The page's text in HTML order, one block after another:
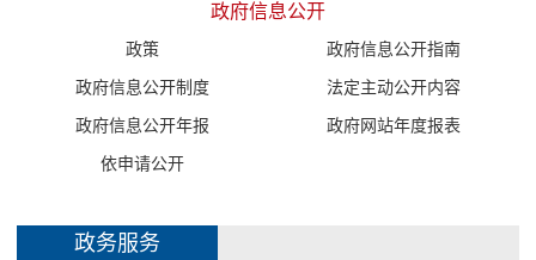
政府信息公开
政策
政府信息公开指南
政府信息公开制度
法定主动公开内容
政府信息公开年报
政府网站年度报表
依申请公开
政务服务